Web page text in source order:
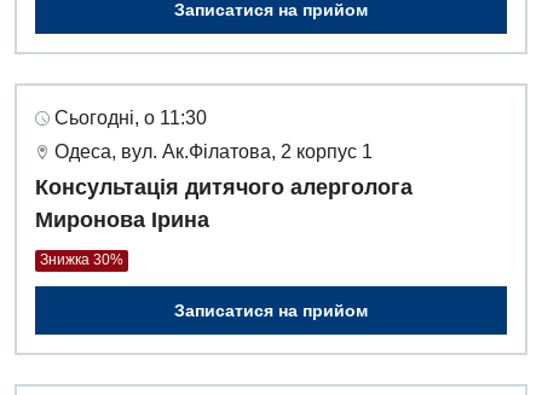
Записатися на прийом
Сьогодні, о 11:30
Одеса, вул. Ак.Філатова, 2 корпус 1
Консультація дитячого алерголога
Миронова Ірина
Знижка 30%
Записатися на прийом